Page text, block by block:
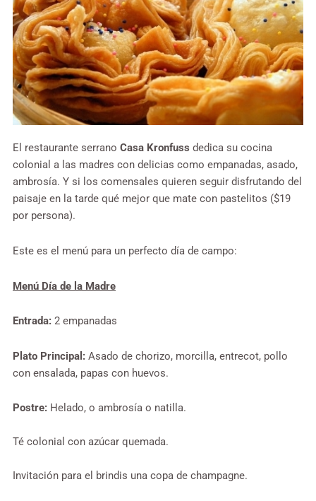
El restaurante serrano Casa Kronfuss dedica su cocina
colonial a las madres con delicias como empanadas, asado,
ambrosía. Y si los comensales quieren seguir disfrutando del
paisaje en la tarde qué mejor que mate con pastelitos ($19
por persona).
Este es el menú para un perfecto día de campo:
Menú Día de la Madre
Entrada: 2 empanadas
Plato Principal: Asado de chorizo, morcilla, entrecot, pollo
con ensalada, papas con huevos.
Postre: Helado, o ambrosía o natilla.
Té colonial con azúcar quemada.
Invitación para el brindis una copa de champagne.